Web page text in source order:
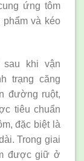
ứng tôm
và kéo
khi vận
trạng căng
đường ruột,
tiêu chuẩn
đặc biệt là
Trong giai
được giữ ở